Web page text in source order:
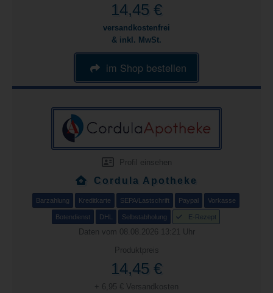
14,45 €
versandkostenfrei
& inkl. MwSt.
im Shop bestellen
Profil einsehen
Cordula Apotheke
Barzahlung Kreditkarte SEPA/Lastschrift Paypal Vorkasse
Botendienst DHL Selbstabholung E-Rezept
Daten vom 08.08.2026 13:21 Uhr
Produktpreis
14,45 €
+ 6,95 € Versandkosten